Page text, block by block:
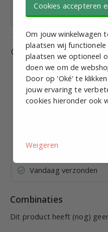
Geschikt voor
ventieltype
3/2
Gerelateerde
Vandaag verzonden
Combinaties
Dit product heeft (nog)
Cookies accepteren
Om jouw winkelwagen
plaatsen wij
plaatsen we optioneel
doen we om de
Door op 'Oké' te
jouw ervaring te
cookies hieronder ook
Weigeren